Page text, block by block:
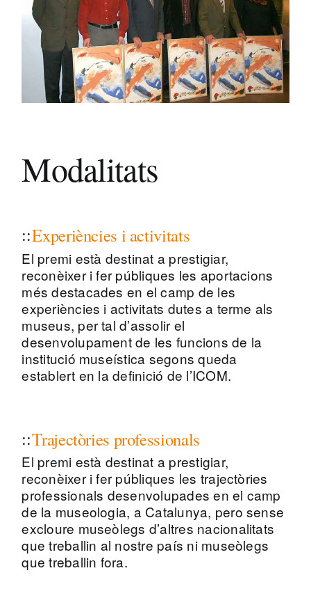
Modalitats
Experiències i activitats
El premi està destinat a prestigiar,
reconèixer i fer públiques les aportacions
més destacades en el camp de les
experiències i activitats dutes a terme als
museus, per tal d’assolir el
desenvolupament de les funcions de la
institució museística segons queda
establert en la definició de l’ICOM.
Trajectòries professionals
El premi està destinat a prestigiar,
reconèixer i fer públiques les trajectòries
professionals desenvolupades en el camp
de la museologia, a Catalunya, pero sense
excloure museòlegs d’altres nacionalitats
que treballin al nostre país ni museòlegs
que treballin fora.